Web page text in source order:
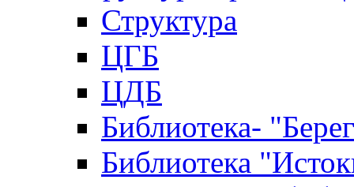
Структура
ЦГБ
ЦДБ
Библиотека-
Библиотека